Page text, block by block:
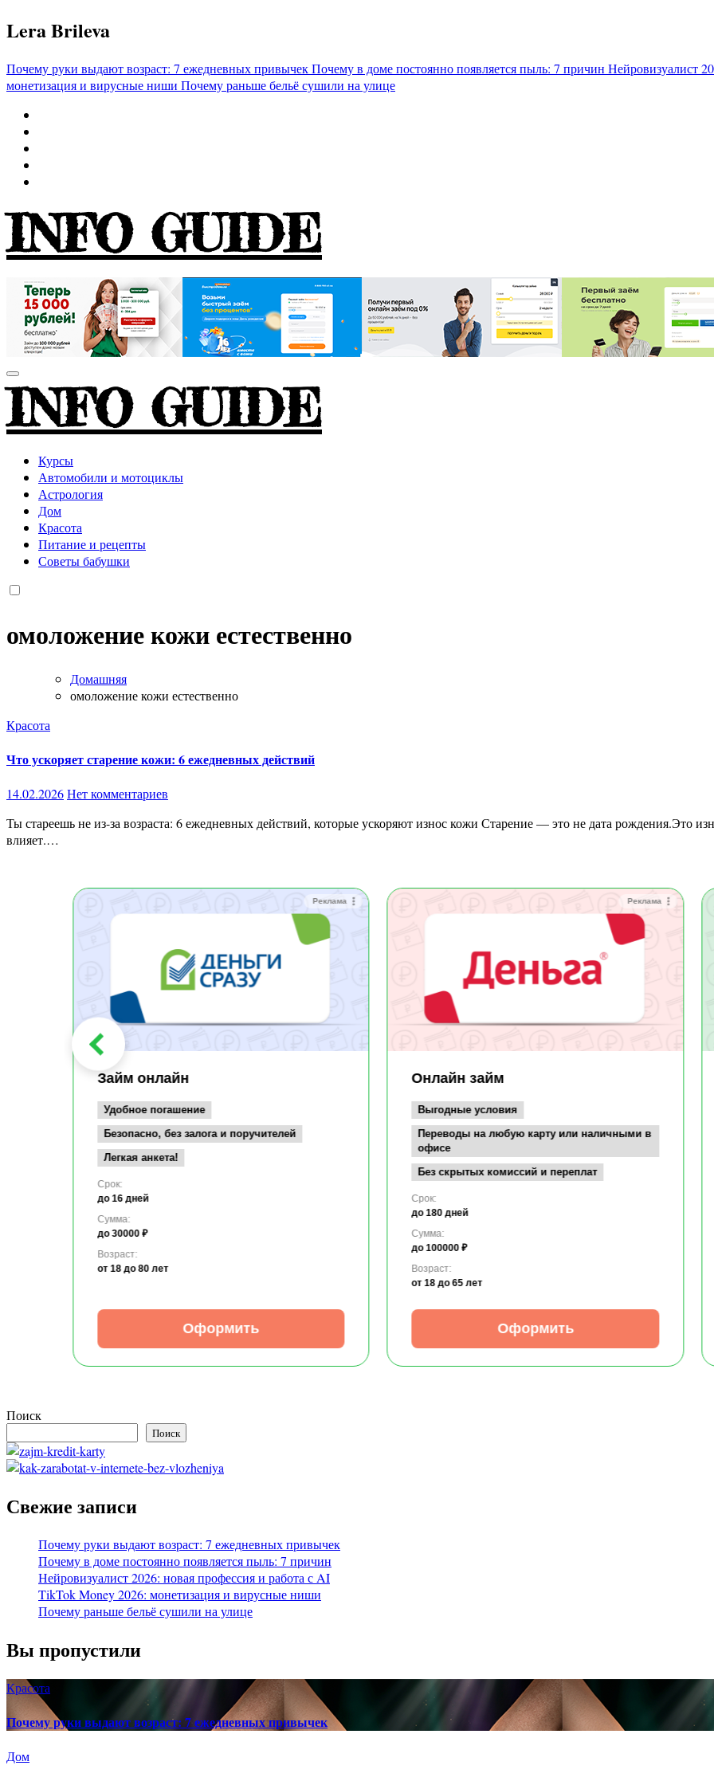
Перейти
к
Lera Brileva
Почему руки выдают возраст: 7 ежедневных привычекПочему в доме постоянно появляется пыль: 7 причин Нейровизуалист
монетизация и вирусные ниши Почему раньше бельё сушили на улице
INFO GUIDE
INFO GUIDE
Курсы
Автомобили и мотоциклы
Астрология
Дом
Красота
Питание и рецепты
Советы бабушки
омоложение кожи естественно
Домашняя
омоложение кожи естественно
Красота
Что ускоряет старение кожи: 6 ежедневных действий
14.02.2026Нет комментариев
Ты стареешь не из-за возраста: 6 ежедневных действий, которые ускоряют износ кожи Старение — это не дата рождения.Это износ. И чаще всего мы сами ускоряем его. Вот что реально
влияет.…
Реклама
Займ онлайн
Удобное погашение
Безопасно, без залога и поручителей
Легкая анкета!
Срок:
до 16 дней
Сумма:
до 30000 ₽
Возраст:
от 18 до 80 лет
Оформить
Реклама
Онлайн займ
Выгодные условия
Переводы на любую карту или наличными в
офисе
Без скрытых комиссий и переплат
Срок:
до 180 дней
Сумма:
до 100000 ₽
Возраст:
от 18 до 65 лет
Оформить
Поиск
Поиск
Свежие записи
Почему руки выдают возраст: 7 ежедневных привычек
Почему в доме постоянно появляется пыль: 7 причин
Нейровизуалист 2026: новая профессия и работа с AI
TikTok Money 2026: монетизация и вирусные ниши
Почему раньше бельё сушили на улице
Вы пропустили
Красота
Почему руки выдают возраст: 7 ежедневных привычек
Дом